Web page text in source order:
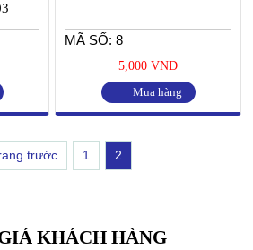
MÃ SỐ: 8
5,000 VND
Mua hàng
trước 1 2
KHÁCH HÀNG